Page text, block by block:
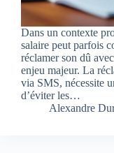
Dans un contexte
salaire peut parfois
réclamer son dû
enjeu majeur. La
via SMS, nécessite
d’éviter les…
Alexandre